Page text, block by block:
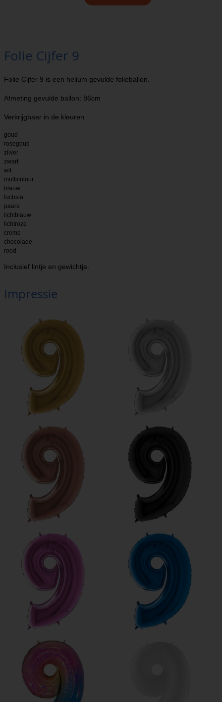
Folie Cijfer 9
Folie Cijfer 9 is een helium gevulde folieballon.
Afmeting gevulde ballon: 86cm
Verkrijgbaar in de kleuren
goud
rosegoud
zilver
zwart
wit
multicolour
blauw
fuchsia
paars
lichtblauw
lichtroze
creme
chocolade
rood
Inclusief lintje en gewichtje.
Impressie